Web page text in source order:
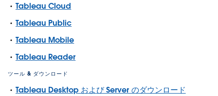
Tableau Cloud
Tableau Public
Tableau Mobile
Tableau Reader
ツール & ダウンロード
Tableau Desktop および Server のダウンロード